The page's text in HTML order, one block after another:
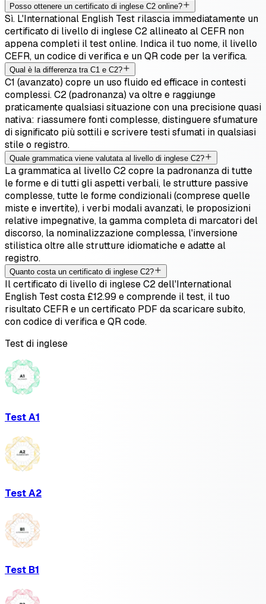
Posso ottenere un certificato di inglese C2 online?
Sì. L'International English Test rilascia immediatamente un
certificato di livello di inglese C2 allineato al CEFR non
appena completi il test online. Indica il tuo nome, il livello
CEFR, un codice di verifica e un QR code per la verifica.
Qual è la differenza tra C1 e C2?
C1 (avanzato) copre un uso fluido ed efficace in contesti
complessi. C2 (padronanza) va oltre e raggiunge
praticamente qualsiasi situazione con una precisione quasi
nativa: riassumere fonti complesse, distinguere sfumature
di significato più sottili e scrivere testi sfumati in qualsiasi
stile o registro.
Quale grammatica viene valutata al livello di inglese C2?
La grammatica al livello C2 copre la padronanza di tutte
le forme e di tutti gli aspetti verbali, le strutture passive
complesse, tutte le forme condizionali (comprese quelle
miste e invertite), i verbi modali avanzati, le proposizioni
relative impegnative, la gamma completa di marcatori del
discorso, la nominalizzazione complessa, l'inversione
stilistica oltre alle strutture idiomatiche e adatte al
registro.
Quanto costa un certificato di inglese C2?
Il certificato di livello di inglese C2 dell'International
English Test costa £12.99 e comprende il test, il tuo
risultato CEFR e un certificato PDF da scaricare subito,
con codice di verifica e QR code.
Test di inglese
Test A1
Test A2
Test B1